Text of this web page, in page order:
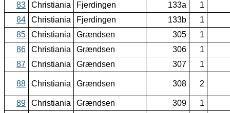
83
Christiania Fjerdingen 133a
1
84
Christiania Fjerdingen 133b
1
85
Christiania Grændsen 305
1
86
Christiania Grændsen 306
1
87
Christiania Grændsen 307 1
88 Christiania Grændsen 308 2
89 Christiania Grændsen 309
1